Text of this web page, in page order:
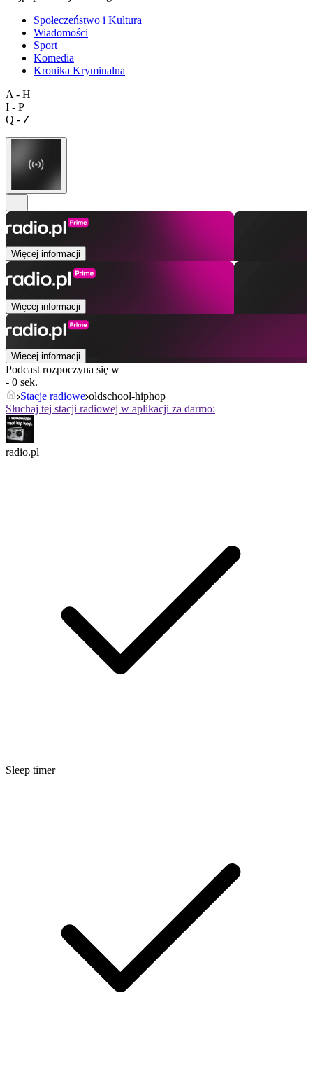
Społeczeństwo i Kultura
Wiadomości
Sport
Komedia
Kronika Kryminalna
A - H
I - P
Q - Z
Więcej informacji
Więcej informacji
Więcej informacji
Podcast rozpoczyna się w
- 0 sek.
Stacje radiowe oldschool-hiphop
Słuchaj tej stacji radiowej w aplikacji za darmo:
radio.pl
Sleep timer